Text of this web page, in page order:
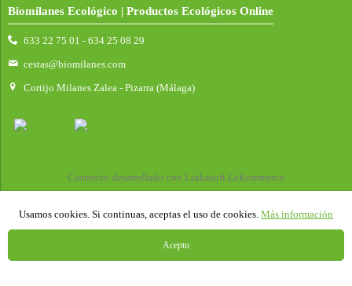
Usamos cookies. Si continuas, aceptas el uso de cookies. Más información
Acepto
Biomilanes Ecológico | Productos Ecológicos Online
633 22 75 01 - 634 25 08 29
cestas@biomilanes.com
Cortijo Milanes Zalea - Pizarra (Málaga)
Comercio desarrollado con Linkasoft LeKommerce